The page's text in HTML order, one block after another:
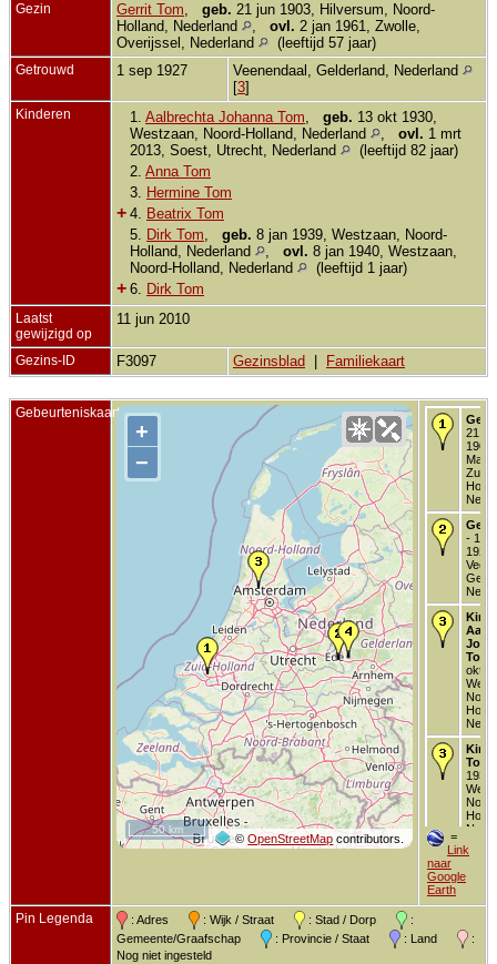
Gezin Gerrit Tom, geb. 21 jun 1903, Hilversum, Noord-
Holland, Nederland
, ovl. 2 jan 1961, Zwolle,
Overijssel, Nederland
(leeftijd 57 jaar)
Getrouwd 1 sep 1927
Veenendaal, Gelderland, Nederland
[3]
Kinderen 1. Aalbrechta Johanna Tom, geb. 13 okt 1930,
Westzaan, Noord-Holland, Nederland
, ovl. 1 mrt
2013, Soest, Utrecht, Nederland
(leeftijd 82 jaar)
2. Anna Tom
3. Hermine Tom
+ 4. Beatrix Tom
5. Dirk Tom, geb. 8 jan 1939, Westzaan, Noord-
Holland, Nederland
, ovl. 8 jan 1940, Westzaan,
Noord-Holland, Nederland
(leeftijd 1 jaar)
+ 6. Dirk Tom
Laatst
gewijzigd op
11 jun 2010
Gezins-ID F3097 Gezinsblad Familiekaart
Gebeurteniskaart
+
−
©OpenStreetMap contributors.
50 km
21
1904
Zuid-
- 1
1927
Kind
Tom
okt
Kind
Tom
1939
=
Link
naar
Google
Earth
Pin Legenda : Adres : Wijk / Straat : Stad / Dorp
:
Gemeente/Graafschap
: Provincie / Staat : Land
:
Nog niet ingesteld